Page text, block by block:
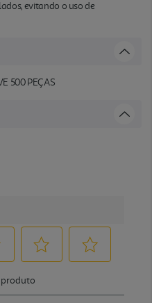
evitando o uso de
500 PEÇAS